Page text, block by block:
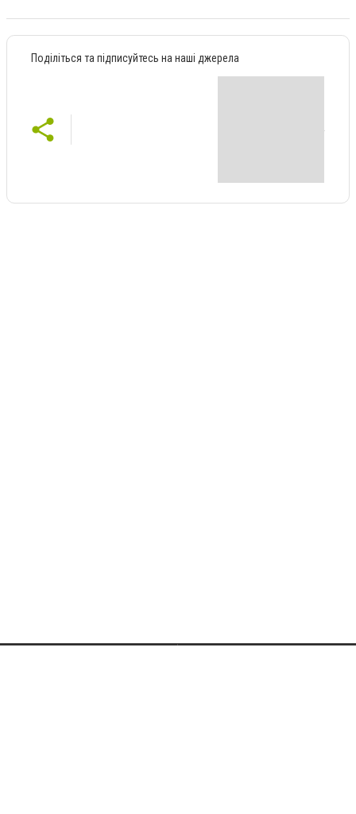
Поділіться та підписуйтесь на наші джерела